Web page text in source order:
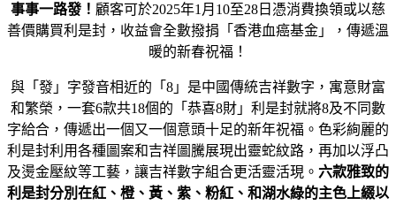
事事一路發！ 顧客可於2025年1月10至28日憑消費換領或以慈
善價購買利是封，收益會全數撥捐「香港血癌基金」，傳遞溫
暖的新春祝福！
與「發」字發音相近的「8」是中國傳統吉祥數字，寓意財富
和繁榮，一套6款共18個的「恭喜8財」利是封就將8及不同數
字給合，傳遞出一個又一個意頭十足的新年祝福。色彩絢麗的
利是封利用各種圖案和吉祥圖騰展現出靈蛇紋路，再加以浮凸
及燙金壓紋等工藝，讓吉祥數字組合更活靈活現。 六款雅致的
利是封分別在紅、橙、黃、紫、粉紅、和湖水綠的主色上綴以